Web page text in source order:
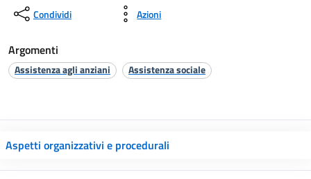
Condividi Azioni
Argomenti
Assistenza agli anziani Assistenza sociale
Aspetti organizzativi e procedurali